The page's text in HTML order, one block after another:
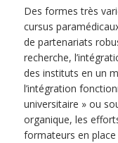
Des formes très
cursus
de partenariats
recherche,
des instituts en un
l’intégration
universitaire » ou
organique, les
formateurs en